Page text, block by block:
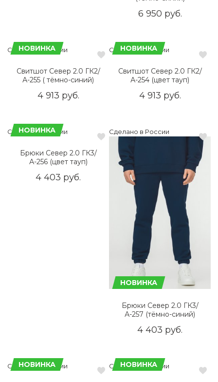
6 950 руб.
Сделано в России
НОВИНКА
Свитшот Север 2.0 ГК2/
А-255 ( тёмно-синий)
4 913 руб.
Сделано в России
НОВИНКА
Свитшот Север 2.0 ГК2/
А-254 (цвет тауп)
4 913 руб.
Сделано в России
НОВИНКА
Брюки Север 2.0 ГК3/
А-256 (цвет тауп)
4 403 руб.
Сделано в России
НОВИНКА
Брюки Север 2.0 ГК3/
А-257 (тёмно-синий)
4 403 руб.
Сделано в России
НОВИНКА Сделано в России
НОВИНКА